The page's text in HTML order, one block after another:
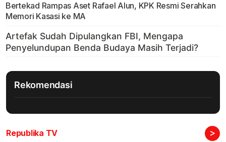
Bertekad Rampas Aset Rafael Alun, KPK Resmi Serahkan
Memori Kasasi ke MA
Rekomendasi
Republika TV >